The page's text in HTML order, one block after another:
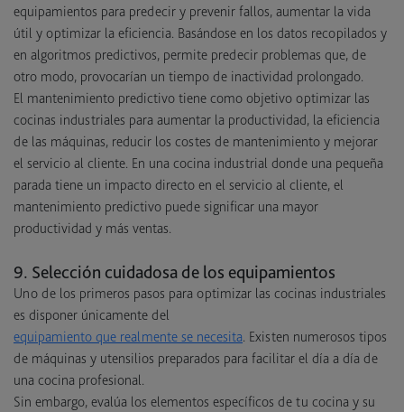
equipamientos para predecir y prevenir fallos, aumentar la vida
útil y optimizar la eficiencia. Basándose en los datos recopilados y
en algoritmos predictivos, permite predecir problemas que, de
otro modo, provocarían un tiempo de inactividad prolongado.
El mantenimiento predictivo tiene como objetivo optimizar las
cocinas industriales para aumentar la productividad, la eficiencia
de las máquinas, reducir los costes de mantenimiento y mejorar
el servicio al cliente. En una cocina industrial donde una pequeña
parada tiene un impacto directo en el servicio al cliente, el
mantenimiento predictivo puede significar una mayor
productividad y más ventas.
9. Selección cuidadosa de los equipamientos
Uno de los primeros pasos para optimizar las cocinas industriales
es disponer únicamente del
equipamiento que realmente se necesita. Existen numerosos tipos
de máquinas y utensilios preparados para facilitar el día a día de
una cocina profesional.
Sin embargo, evalúa los elementos específicos de tu cocina y su